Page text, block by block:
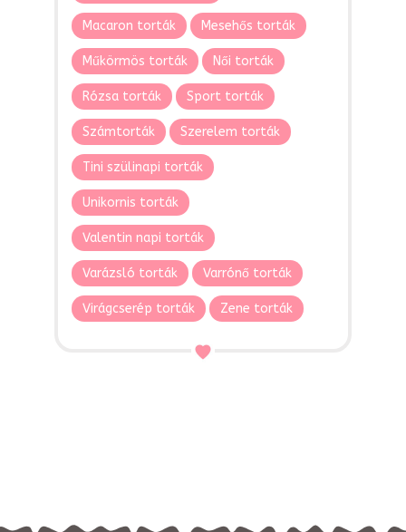
Macaron torták Mesehős torták
Műkörmös torták Női torták
Rózsa torták Sport torták
Számtorták Szerelem torták
Tini szülinapi torták
Unikornis torták
Valentin napi torták
Varázsló torták Varrónő torták
Virágcserép torták Zene torták